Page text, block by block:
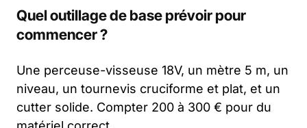
Quel outillage de base prévoir pour
commencer ?
Une perceuse-visseuse 18V, un mètre 5 m, un
niveau, un tournevis cruciforme et plat, et un
cutter solide. Compter 200 à 300 € pour du